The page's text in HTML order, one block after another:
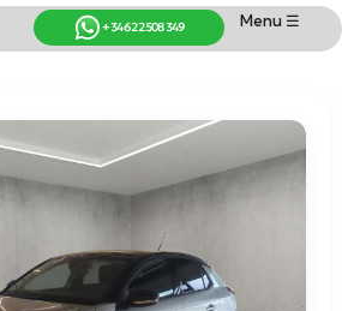
Menu ☰
+34 622 508 349